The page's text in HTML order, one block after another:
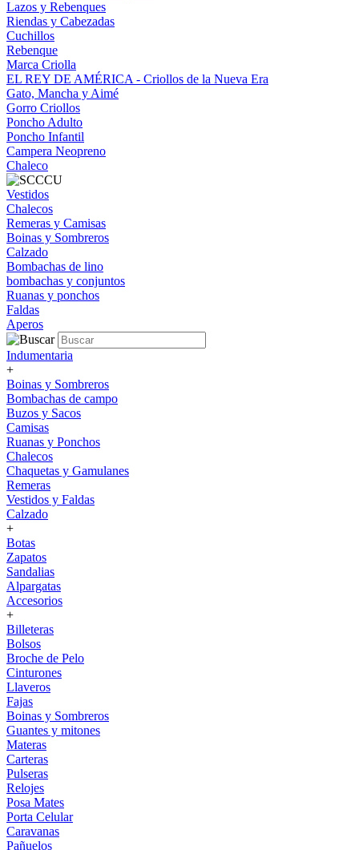
Lazos y Rebenques
Riendas y Cabezadas
Cuchillos
Rebenque
Marca Criolla
EL REY DE AMÉRICA - Criollos de la Nueva Era
Gato, Mancha y Aimé
Gorro Criollos
Poncho Adulto
Poncho Infantil
Campera Neopreno
Chaleco
Vestidos
Chalecos
Remeras y Camisas
Boinas y Sombreros
Calzado
Bombachas de lino
bombachas y conjuntos
Ruanas y ponchos
Faldas
Aperos
Indumentaria
+
Boinas y Sombreros
Bombachas de campo
Buzos y Sacos
Camisas
Ruanas y Ponchos
Chalecos
Chaquetas y Gamulanes
Remeras
Vestidos y Faldas
Calzado
+
Botas
Zapatos
Sandalias
Alpargatas
Accesorios
+
Billeteras
Bolsos
Broche de Pelo
Cinturones
Llaveros
Fajas
Boinas y Sombreros
Guantes y mitones
Materas
Carteras
Pulseras
Relojes
Posa Mates
Porta Celular
Caravanas
Pañuelos